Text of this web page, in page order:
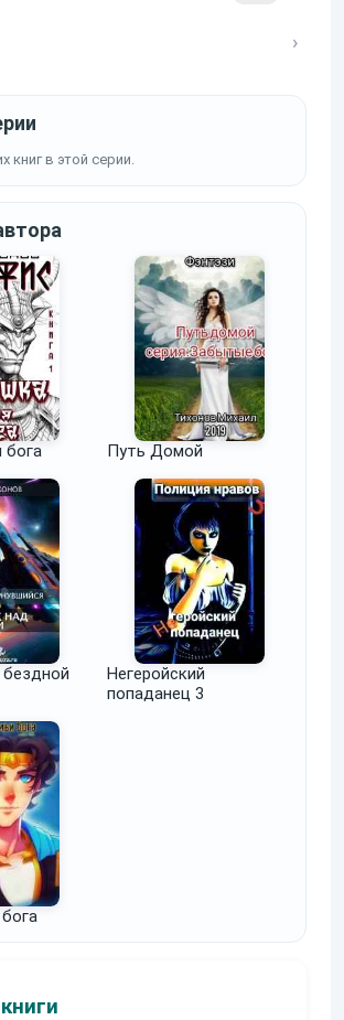
книг в этой серии.
бога Путь Домой
Негеройский
попаданец 3